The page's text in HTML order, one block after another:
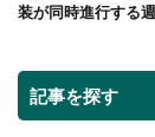
装が同時進行する週
記事を探す